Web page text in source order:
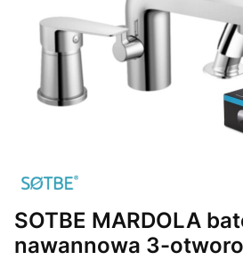
SOTBE MARDOLA
nawannowa 3-